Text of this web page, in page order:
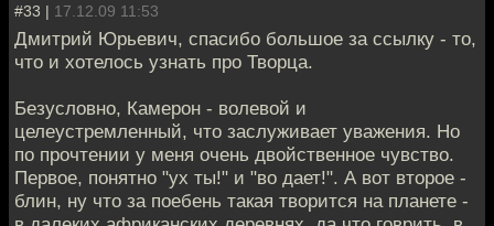
#33 | 17.12.09 11:53
Дмитрий Юрьевич, спасибо большое за ссылку - то,
что и хотелось узнать про Творца.
Безусловно, Камерон - волевой и
целеустремленный, что заслуживает уважения. Но
по прочтении у меня очень двойственное чувство.
Первое, понятно "ух ты!" и "во дает!". А вот второе -
блин, ну что за поебень такая творится на планете -